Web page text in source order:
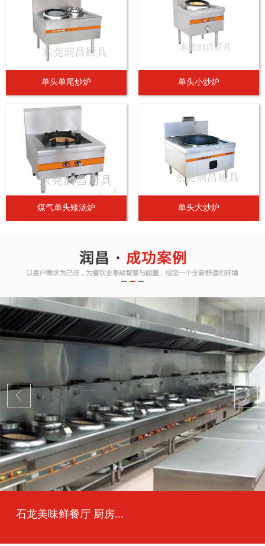
单头单尾炒炉 单头小炒炉
煤气单头矮汤炉 单头大炒炉
石龙美味鲜餐厅 厨房...